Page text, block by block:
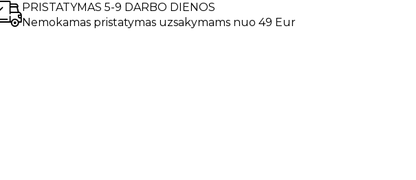
PRISTATYMAS 5-9 DARBO DIENOS
Nemokamas pristatymas uzsakymams nuo 49 Eur